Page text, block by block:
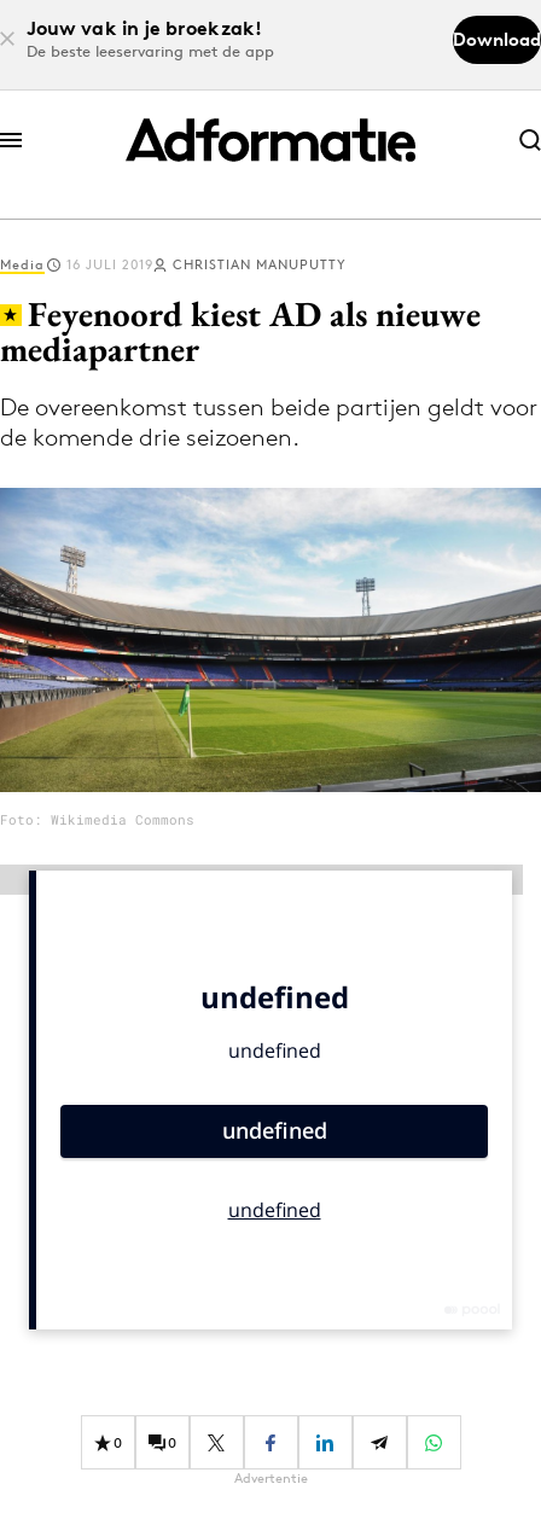
Jouw vak in je broekzak!
De beste leeservaring met de app
Download
Abonneer nu
Abonneer nu
Log in
Volg het laatste nieuws via de Adformatie
Nieuws app
Menu
Home
9 sept: GenAI-training
12 nov: MarketingLive!
Adverteren
Events
Opleidingen
Vacatures
Bureaus
Effectiviteit
Media 16 JULI 2019 CHRISTIAN MANUPUTTY
Feyenoord kiest AD als nieuwe
mediapartner
De overeenkomst tussen beide partijen geldt voor
de komende drie seizoenen.
Foto: Wikimedia Commons
0 0
Advertentie